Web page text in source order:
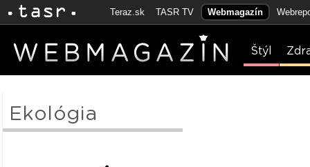
Teraz.sk TASR TV Webmagazín
Štýl
Ekológia